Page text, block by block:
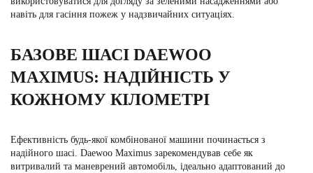
навіть для гасіння пожеж у надзвичайних ситуаціях.
БАЗОВЕ ШАСІ DAEWOO
MAXIMUS: НАДІЙНІСТЬ У
КОЖНОМУ КІЛОМЕТРІ
Ефективність будь-якої комбінованої машини починається з
надійного шасі. Daewoo Maximus зарекомендував себе як
витривалий та маневрений автомобіль, ідеально адаптований до